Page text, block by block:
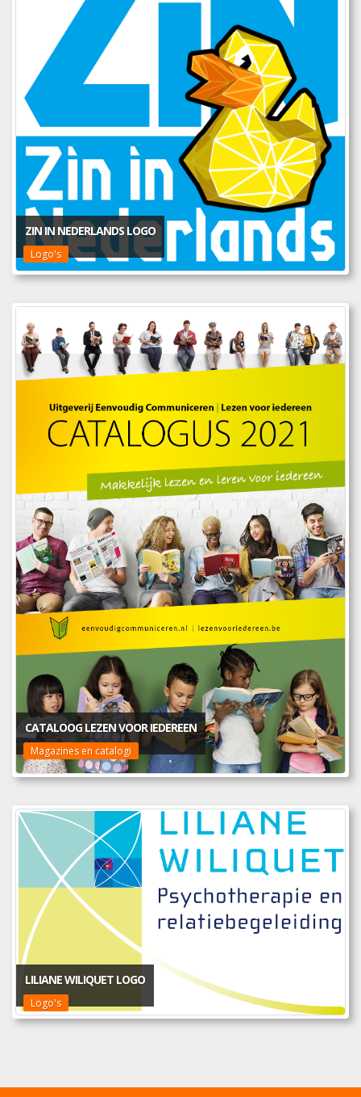
ZIN IN NEDERLANDS LOGO
Logo's
CATALOOG LEZEN VOOR IEDEREEN
Magazines en catalogi
LILIANE WILIQUET LOGO
Logo's